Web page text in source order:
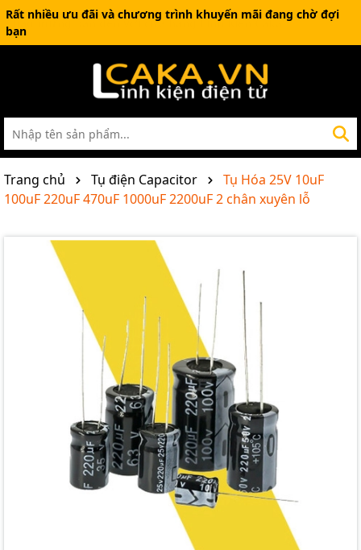
Rất nhiều ưu đãi và chương trình khuyến mãi đang chờ đợi
bạn
Trang chủ Tụ điện Capacitor
Tụ Hóa 25V 10uF
100uF 220uF 470uF 1000uF 2200uF 2 chân xuyên lỗ